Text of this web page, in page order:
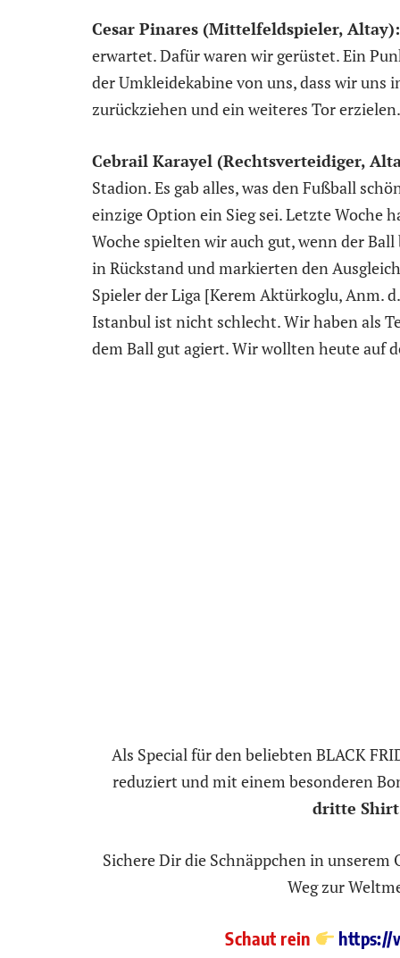
Cesar Pinares (Mittelfeldspieler, Altay):
erwartet. Dafür waren wir gerüstet. Ein
der Umkleidekabine von uns, dass wir
zurückziehen und ein weiteres Tor
Cebrail Karayel (Rechtsverteidiger,
Stadion. Es gab alles, was den Fußball
einzige Option ein Sieg sei. Letzte Woche
Woche spielten wir auch gut, wenn der
in Rückstand und markierten den
Spieler der Liga [Kerem Aktürkoglu, Anm.
Istanbul ist nicht schlecht. Wir haben als
dem Ball gut agiert. Wir wollten heute auf
Als Special für den beliebten BLACK
reduziert und mit einem besonderen
dritte
Sichere Dir die Schnäppchen in
Weg zur
Schaut rein https://